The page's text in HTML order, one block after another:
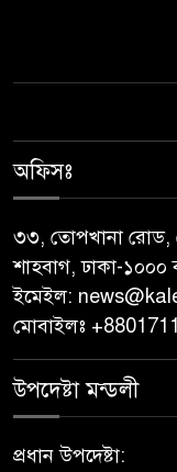
অফিসঃ
৩৩, তোপখানা রোড,
শাহবাগ, ঢাকা-১০০০
ইমেইল:
মোবাইলঃ
উপদেষ্টা মন্ডলী
প্রধান উপদেষ্টা: